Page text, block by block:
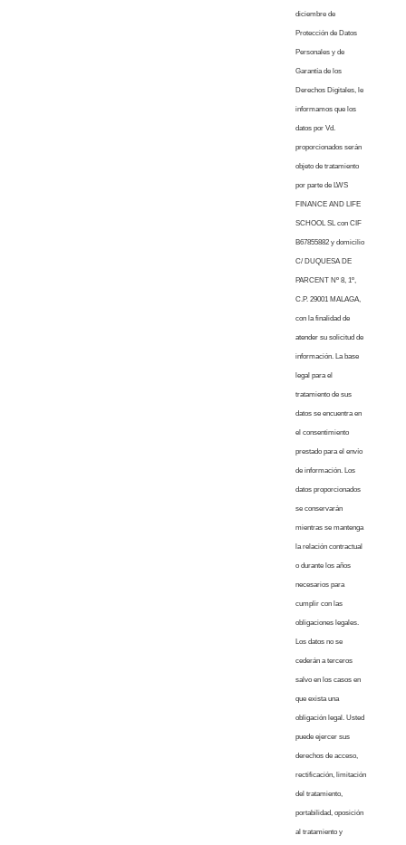
diciembre de
Protección de Datos
Personales y de
Garantía de los
Derechos Digitales, le
informamos que los
datos por Vd.
proporcionados serán
objeto de tratamiento
por parte de LWS
FINANCE AND LIFE
SCHOOL SL con CIF
B67855882 y domicilio
C/ DUQUESA DE
PARCENT Nº 8, 1º,
C.P. 29001 MALAGA,
con la finalidad de
atender su solicitud de
información. La base
legal para el
tratamiento de sus
datos se encuentra en
el consentimiento
prestado para el envío
de información. Los
datos proporcionados
se conservarán
mientras se mantenga
la relación contractual
o durante los años
necesarios para
cumplir con las
obligaciones legales.
Los datos no se
cederán a terceros
salvo en los casos en
que exista una
obligación legal. Usted
puede ejercer sus
derechos de acceso,
rectificación, limitación
del tratamiento,
portabilidad, oposición
al tratamiento y